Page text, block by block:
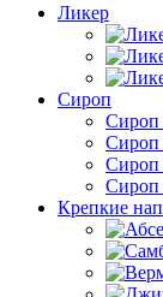
Ликер
Сироп
Сироп
Сироп
Сироп
Сироп
Крепкие